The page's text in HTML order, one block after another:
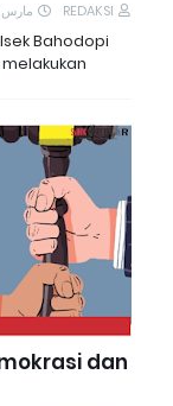
REDAKSI مارس 24, 2025
Bahodopi
dan